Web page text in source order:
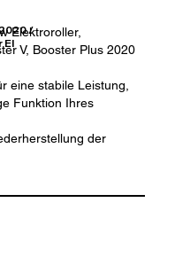
/
El
Elektroroller,
V, Booster Plus 2020
eine stabile Leistung,
Funktion Ihres
der